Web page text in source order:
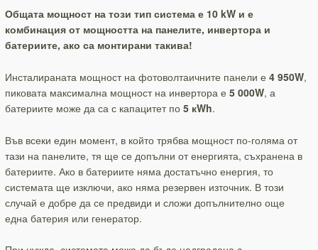
Общата мощност на този тип система е 10 kW и е
комбинация от мощността на панелите, инвертора и
батериите, ако са монтирани такива!
Инсталираната мощност на фотоволтаичните панели е4 950W,
пиковата максимална мощност на инвертора е5 000W, а
батериите може да са с капацитет по5 кWh.
Във всеки един момент, в който трябва мощност по-голяма от
тази на панелите, тя ще се допълни от енергията, съхранена в
батериите. Ако в батериите няма достатъчно енергия, то
системата ще изключи, ако няма резервен източник. В този
случай е добре да се предвиди и сложи допълнително още
една батерия или генератор.